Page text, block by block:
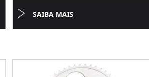
SAIBA MAIS